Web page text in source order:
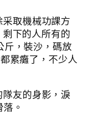
取機械功課方
下的人所有的
斤，裝沙，碼放
累癱了，不少人
友的身影，淚
。